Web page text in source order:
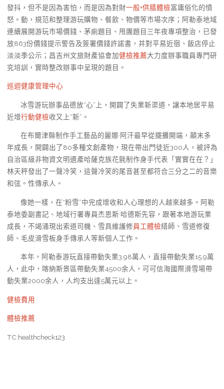
發抖，但不是因為害怕，而是因為對財一般+供膳體檢富庸俗化的憤
怒。動，規范和整理游玩購物、餐飲、物價等市場次序；阿勒泰地域
連續展開游玩市場價錢、茅廁題目、甩團題目三年夜專項整治，已發
放863份價錢提示警告及簽署價錢許諾書，并對平易近宿、飯店停止
淡淡季公示；昌吉州文旅財產協會加健檢推薦大力度辦事職員專門研
究培訓，實時整改辦事中呈現的題目。
巡迴健康管理中心
冰雪游玩辦事品德放“心”上，開闢了失業新渠道，讓本地居平易
近增行動健檢收又上“新”。
在布爾津縣制作手工藝品的麗娜·阿汗最早從擺攤開端，顛末多
年成長，開闢出了80多種文創產物，現在帶出門徒近300人，被評為
自治區級非物資文明遺產哈薩克族花氈制作身手代表「實實在在？」
林天秤發出了一聲冷笑，這聲冷笑的尾音甚至都符合三分之二的音樂
和弦。性傳承人。
像她一樣，在“粉雪”中完成增收和人心理想的人越來越多。阿勒
泰地委副書記、地域行署專員杰恩斯·哈德斯先容，跟著本地游玩業
成長，不竭涌現出索道司機、雪具維護修員工體檢繕師、雪道修復
師、毛皮滑雪板身手傳承人等新個人工作。
本年，阿勒泰游玩直接帶動失業3.98萬人，直接帶動失業15.9萬
人，此中，喀納斯景區帶動失業4500余人，可可信海國際滑雪場帶
動失業2000余人，人均支出達5萬元以上。
健檢費用
體檢推薦
TC:healthcheck123